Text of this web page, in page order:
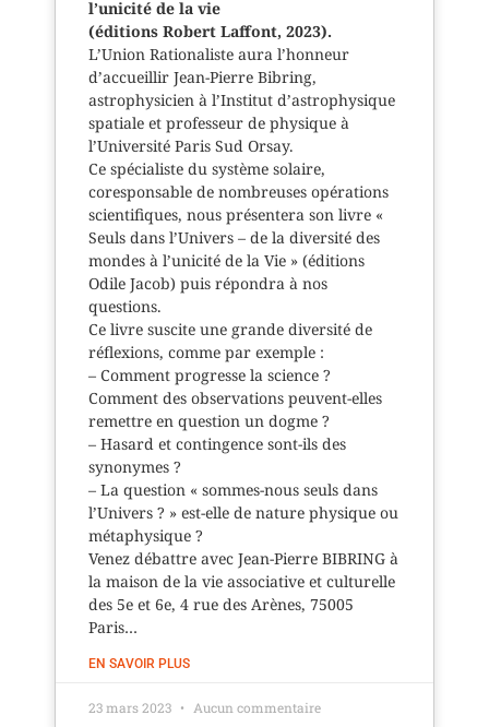
l’unicité de la vie
(éditions Robert Laffont, 2023).
L’Union Rationaliste aura l’honneur
d’accueillir Jean-Pierre Bibring,
astrophysicien à l’Institut d’astrophysique
spatiale et professeur de physique à
l’Université Paris Sud Orsay.
Ce spécialiste du système solaire,
coresponsable de nombreuses opérations
scientifiques, nous présentera son livre «
Seuls dans l’Univers – de la diversité des
mondes à l’unicité de la Vie » (éditions
Odile Jacob) puis répondra à nos
questions.
Ce livre suscite une grande diversité de
réflexions, comme par exemple :
– Comment progresse la science ?
Comment des observations peuvent-elles
remettre en question un dogme ?
– Hasard et contingence sont-ils des
synonymes ?
– La question « sommes-nous seuls dans
l’Univers ? » est-elle de nature physique ou
métaphysique ?
Venez débattre avec Jean-Pierre BIBRING à
la maison de la vie associative et culturelle
des 5e et 6e, 4 rue des Arènes, 75005
Paris…
EN SAVOIR PLUS
23 mars 2023 Aucun commentaire